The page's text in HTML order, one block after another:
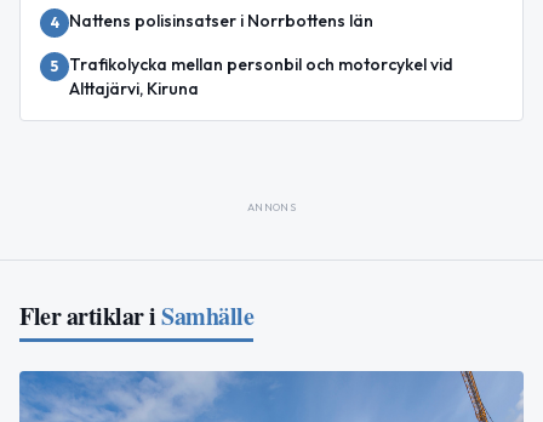
4 Nattens polisinsatser i Norrbottens län
5
Trafikolycka mellan personbil och motorcykel vid
Alttajärvi, Kiruna
ANNONS
Fler artiklar iSamhälle